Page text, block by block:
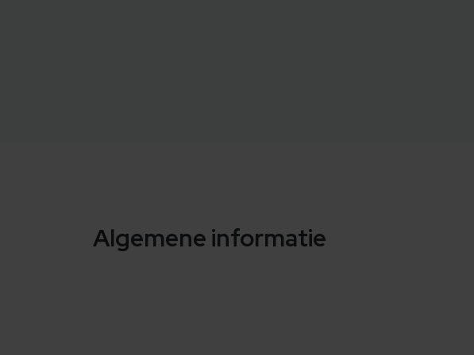
Algemene informatie